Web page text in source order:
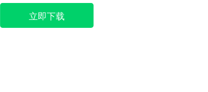
立即下载